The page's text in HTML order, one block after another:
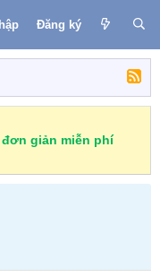
Đăng ký
giản miễn phí